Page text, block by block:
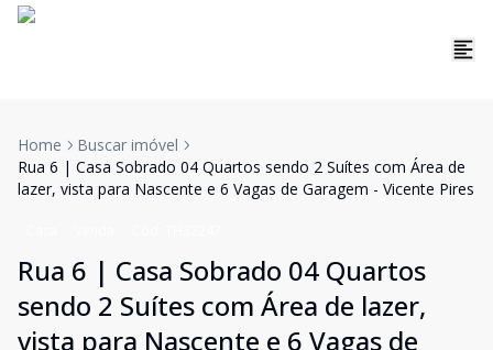
Home
Buscar imóvel
Rua 6 | Casa Sobrado 04 Quartos sendo 2 Suítes com Área de
lazer, vista para Nascente e 6 Vagas de Garagem - Vicente Pires
Rua 6 | Casa Sobrado 04 Quartos
sendo 2 Suítes com Área de lazer,
vista para Nascente e 6 Vagas de